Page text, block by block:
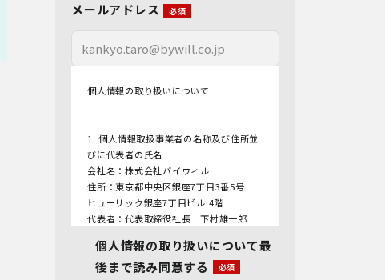
メールアドレス
個人情報の取り扱いについて
1. 個人情報取扱事業者の名称及び住所並
びに代表者の氏名
会社名：株式会社バイウィル
住所：東京都中央区銀座7丁目3番5号
ヒューリック銀座7丁目ビル 4階
代表者：代表取締役社長 下村雄一郎
2.個人情報保護管理者
管理者名：管理部長
個人情報の取り扱いについて最
後まで読み同意する